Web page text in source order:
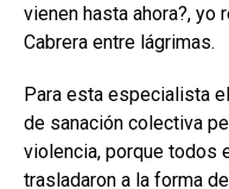
vienen hasta ahora?, yo
Cabrera entre lágrimas.
Para esta especialista
de sanación colectiva
violencia, porque todos
trasladaron a la forma